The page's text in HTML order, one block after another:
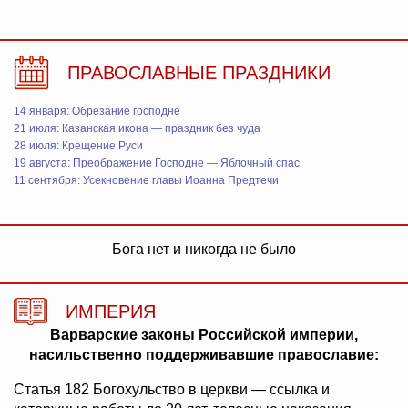
ПРАВОСЛАВНЫЕ ПРАЗДНИКИ
14 января: Обрезание господне
21 июля: Казанская икона — праздник без чуда
28 июля: Крещение Руси
19 августа: Преображение Господне — Яблочный спас
11 сентября: Усекновение главы Иоанна Предтечи
Бога нет и никогда не было
ИМПЕРИЯ
Варварские законы Российской империи,
насильственно поддерживавшие православие:
Статья 182 Богохульство в церкви — ссылка и